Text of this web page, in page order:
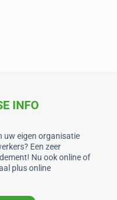
INFO
uw eigen organisatie
Een zeer
Nu ook online of
plus online